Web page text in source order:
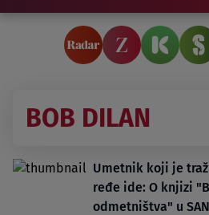
BOB DILAN
Umetnik koji je
ređe ide: O knjizi
odmetništva" u